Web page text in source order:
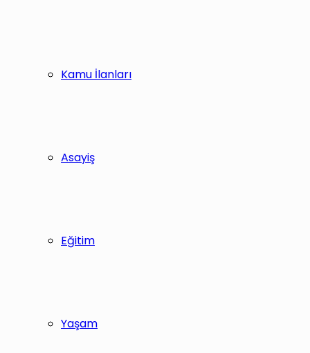
Kamu İlanları
Asayiş
Eğitim
Yaşam